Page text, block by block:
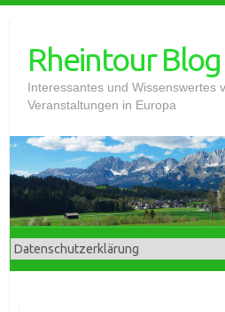
contentRheintour Blog
Interessantes und Wissenswertes
Veranstaltungen in Europa